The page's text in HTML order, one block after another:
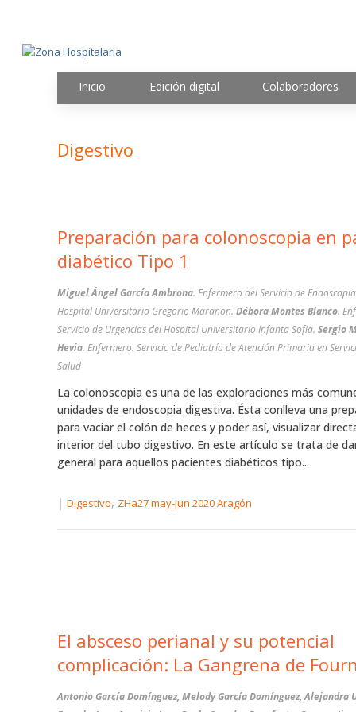
Inicio Edición digital Colaboradores
Digestivo
Preparación para colonoscopia en
diabético Tipo 1
Miguel Ángel García Ambrona. Enfermero del Servicio de
Hospital Universitario Gregorio Marañon. Débora Montes Blanco.
Servicio de Urgencias del Hospital Universitario Infanta Sofía. Sergio
Hevia. Enfermero. Servicio de Pediatría de Atención Primaria en
Salud
La colonoscopia es una de las exploraciones más
unidades de endoscopia digestiva. Ésta conlleva una
para vaciar el colón de heces y poder así, visualizar
interior del tubo digestivo. En este artículo se trata de
general para aquellos pacientes diabéticos tipo...
| Digestivo, ZHa27 may-jun 2020 Aragón
El absceso perianal y su potencial
complicación: La Gangrena de
Antonio García Domínguez, Melody García Domínguez, Alejandra